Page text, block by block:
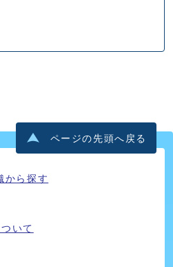
ページの先頭へ戻る
から探す
いて